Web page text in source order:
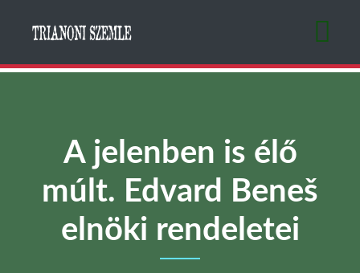
A jelenben is élő
múlt. Edvard Beneš
elnöki rendeletei